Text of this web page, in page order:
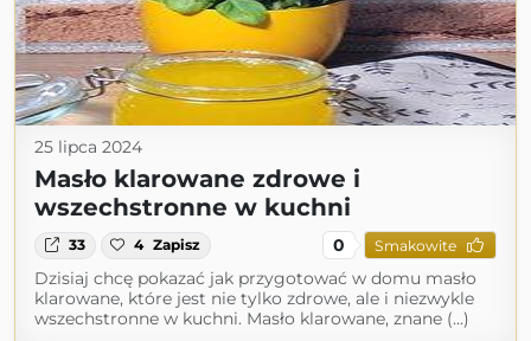
25 lipca 2024
Masło klarowane zdrowe i
wszechstronne w kuchni
33 4 Zapisz 0 Smakowite
Dzisiaj chcę pokazać jak przygotować w domu masło
klarowane, które jest nie tylko zdrowe, ale i niezwykle
wszechstronne w kuchni. Masło klarowane, znane (...)